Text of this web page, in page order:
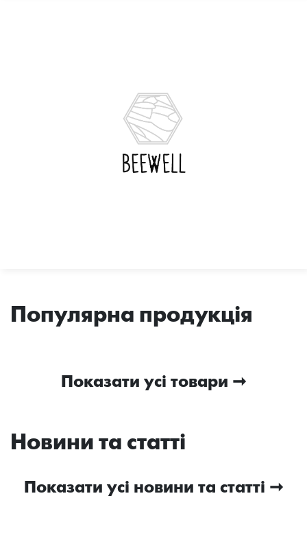
Популярна продукція
Показати усі товари
Новини та статті
Показати усі новини та статті